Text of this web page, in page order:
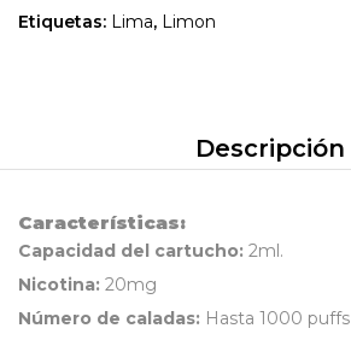
Etiquetas: Lima, Limon
Descripción
Características:
Capacidad del cartucho: 2ml.
Nicotina: 20mg
Número de caladas: Hasta 1000 puffs